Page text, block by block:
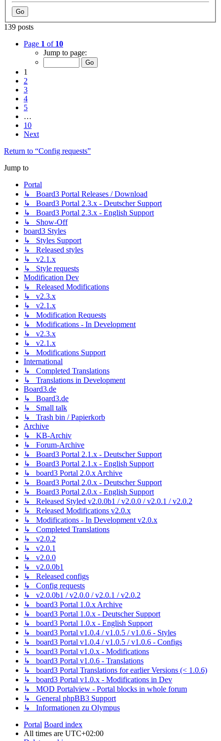
139 posts
Page 1 of 10
Jump to page:
1
2
3
4
5
…
10
Next
Return to “Config requests”
Jump to
Portal
↳ Board3 Portal Releases / Download
↳ Board3 Portal 2.3.x - Deutscher Support
↳ Board3 Portal 2.3.x - English Support
↳ Show-Off
board3 Styles
↳ Styles Support
↳ Released styles
↳ v2.1.x
↳ Style requests
Modification Dev
↳ Released Modifications
↳ v2.3.x
↳ v2.1.x
↳ Modification Requests
↳ Modifications - In Development
↳ v2.3.x
↳ v2.1.x
↳ Modifications Support
International
↳ Completed Translations
↳ Translations in Development
Board3.de
↳ Board3.de
↳ Small talk
↳ Trash bin / Papierkorb
Archive
↳ KB-Archiv
↳ Forum-Archive
↳ Board3 Portal 2.1.x - Deutscher Support
↳ Board3 Portal 2.1.x - English Support
↳ board3 Portal 2.0.x Archive
↳ Board3 Portal 2.0.x - Deutscher Support
↳ Board3 Portal 2.0.x - English Support
↳ Released Styled v2.0.0b1 / v2.0.0 / v2.0.1 / v2.0.2
↳ Released Modifications v2.0.x
↳ Modifications - In Development v2.0.x
↳ Completed Translations
↳ v2.0.2
↳ v2.0.1
↳ v2.0.0
↳ v2.0.0b1
↳ Released configs
↳ Config requests
↳ v2.0.0b1 / v2.0.0 / v2.0.1 / v2.0.2
↳ board3 Portal 1.0.x Archive
↳ board3 Portal 1.0.x - Deutscher Support
↳ board3 Portal 1.0.x - English Support
↳ board3 Portal v1.0.4 / v1.0.5 / v1.0.6 - Styles
↳ board3 Portal v1.0.4 / v1.0.5 / v1.0.6 - Configs
↳ board3 Portal v1.0.x - Modifications
↳ board3 Portal v1.0.6 - Translations
↳ board3 Portal Translations for earlier Versions (< 1.0.6)
↳ board3 Portal v1.0.x - Modifications in Dev
↳ MOD Portalview - Portal blocks in whole forum
↳ General phpBB3 Support
↳ Informationen zu Olympus
Portal Board index
All times are UTC+02:00